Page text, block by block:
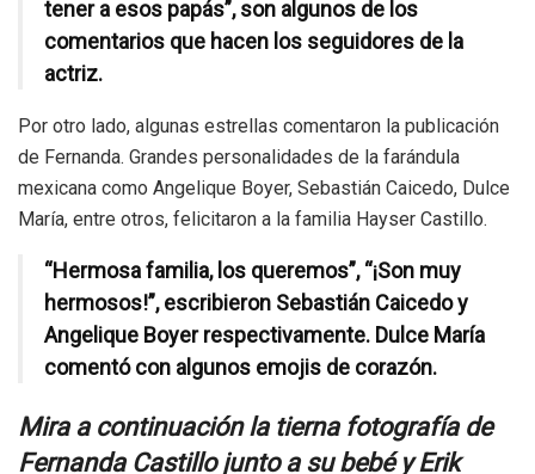
tener a esos papás”, son algunos de los
comentarios que hacen los seguidores de la
actriz.
Por otro lado, algunas estrellas comentaron la publicación
de Fernanda. Grandes personalidades de la farándula
mexicana como Angelique Boyer, Sebastián Caicedo, Dulce
María, entre otros, felicitaron a la familia Hayser Castillo.
“Hermosa familia, los queremos”, “¡Son muy
hermosos!”, escribieron Sebastián Caicedo y
Angelique Boyer respectivamente. Dulce María
comentó con algunos emojis de corazón.
Mira a continuación la tierna fotografía de
Fernanda Castillo junto a su bebé y Erik